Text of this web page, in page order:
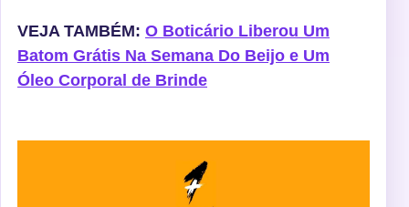
VEJA TAMBÉM: O Boticário Liberou Um
Batom Grátis Na Semana Do Beijo e Um
Óleo Corporal de Brinde